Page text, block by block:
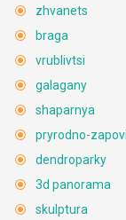
zhvanets
braga
vrublivtsi
galagany
shaparnya
pryrodno-
dendroparky
3d panorama
skulptura